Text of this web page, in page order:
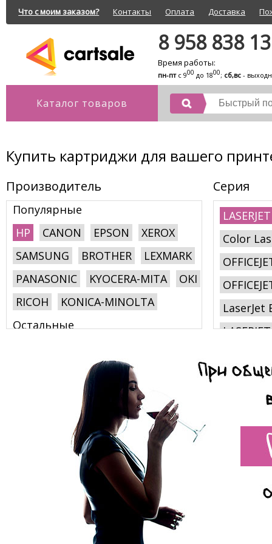
Что с моим заказом? Контакты Оплата Доставка
8 958 838
Время работы:
пн-птс 900 до 1800; сб,вс -
Каталог товаров
Купить картриджи для вашего
Производитель
Популярные
HP
CANON EPSON
XEROX
SAMSUNG
BROTHER
LEXMARK
PANASONIC
KYOCERA-MITA
OKI
RICOH
KONICA-MINOLTA
Остальные
STAR MICRONICS
MB
TOSHIBA
SAVIN TALLY
INFOTEC
REXROTARY
COMPAQ
DUPLO OLIVETTI
MINOLTA
SIEMENS-NIXDORF
COMPUPRINT
Серия
LASERJET
Color
LaserJet
FAX
Latex
Color